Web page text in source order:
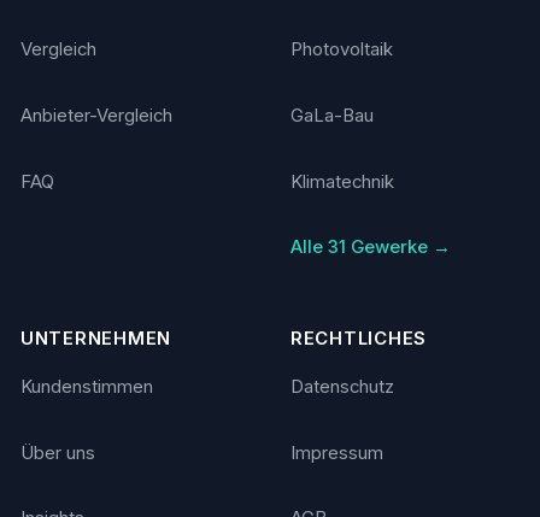
Vergleich
Anbieter-Vergleich
FAQ
Photovoltaik
GaLa-Bau
Klimatechnik
Alle 31 Gewerke →
UNTERNEHMEN
Kundenstimmen
Über uns
RECHTLICHES
Datenschutz
Impressum